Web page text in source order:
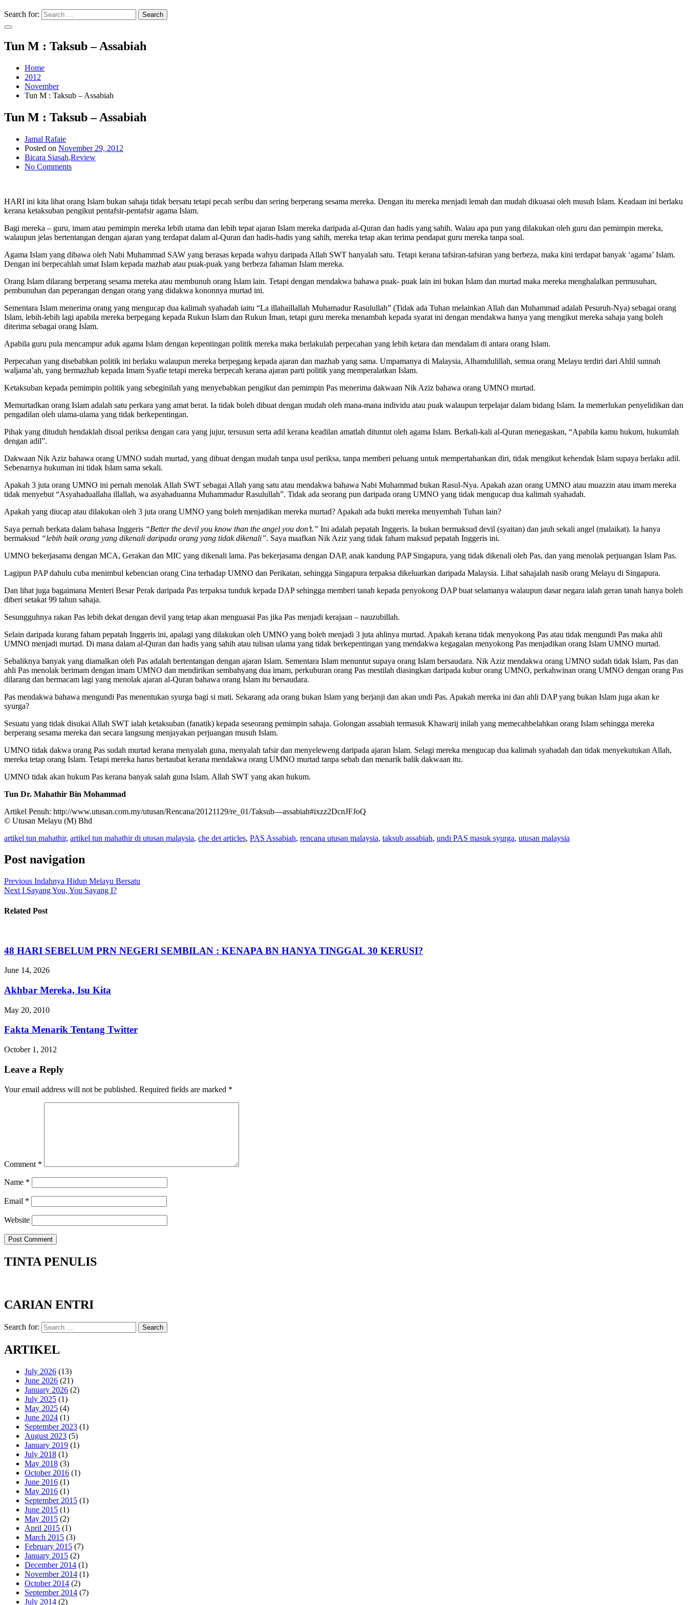
Search for: Search
Tun M : Taksub – Assabiah
Home
2012
November
Tun M : Taksub – Assabiah
Tun M : Taksub – Assabiah
Jamal Rafaie
Posted on November 29, 2012
Bicara Siasah,Review
No Comments
HARI ini kita lihat orang Islam bukan sahaja tidak bersatu tetapi pecah seribu dan sering berperang sesama mereka. Dengan itu mereka menjadi lemah dan mudah dikuasai oleh musuh Islam. Keadaan ini berlaku
kerana ketaksuban pengikut pentafsir-pentafsir agama Islam.
Bagi mereka – guru, imam atau pemimpin mereka lebih utama dan lebih tepat ajaran Islam mereka daripada al-Quran dan hadis yang sahih. Walau apa pun yang dilakukan oleh guru dan pemimpin mereka,
walaupun jelas bertentangan dengan ajaran yang terdapat dalam al-Quran dan hadis-hadis yang sahih, mereka tetap akan terima pendapat guru mereka tanpa soal.
Agama Islam yang dibawa oleh Nabi Muhammad SAW yang berasas kepada wahyu daripada Allah SWT hanyalah satu. Tetapi kerana tafsiran-tafsiran yang berbeza, maka kini terdapat banyak ‘agama’ Islam.
Dengan ini berpecahlah umat Islam kepada mazhab atau puak-puak yang berbeza fahaman Islam mereka.
Orang Islam dilarang berperang sesama mereka atau membunuh orang Islam lain. Tetapi dengan mendakwa bahawa puak- puak lain ini bukan Islam dan murtad maka mereka menghalalkan permusuhan,
pembunuhan dan peperangan dengan orang yang didakwa kononnya murtad ini.
Sementara Islam menerima orang yang mengucap dua kalimah syahadah iaitu “La illahaillallah Muhamadur Rasulullah” (Tidak ada Tuhan melainkan Allah dan Muhammad adalah Pesuruh-Nya) sebagai orang
Islam, lebih-lebih lagi apabila mereka berpegang kepada Rukun Islam dan Rukun Iman, tetapi guru mereka menambah kepada syarat ini dengan mendakwa hanya yang mengikut mereka sahaja yang boleh
diterima sebagai orang Islam.
Apabila guru pula mencampur aduk agama Islam dengan kepentingan politik mereka maka berlakulah perpecahan yang lebih ketara dan mendalam di antara orang Islam.
Perpecahan yang disebabkan politik ini berlaku walaupun mereka berpegang kepada ajaran dan mazhab yang sama. Umpamanya di Malaysia, Alhamdulillah, semua orang Melayu terdiri dari Ahlil sunnah
waljama’ah, yang bermazhab kepada Imam Syafie tetapi mereka berpecah kerana ajaran parti politik yang memperalatkan Islam.
Ketaksuban kepada pemimpin politik yang sebeginilah yang menyebabkan pengikut dan pemimpin Pas menerima dakwaan Nik Aziz bahawa orang UMNO murtad.
Memurtadkan orang Islam adalah satu perkara yang amat berat. Ia tidak boleh dibuat dengan mudah oleh mana-mana individu atau puak walaupun terpelajar dalam bidang Islam. Ia memerlukan penyelidikan dan
pengadilan oleh ulama-ulama yang tidak berkepentingan.
Pihak yang dituduh hendaklah disoal periksa dengan cara yang jujur, tersusun serta adil kerana keadilan amatlah dituntut oleh agama Islam. Berkali-kali al-Quran menegaskan, “Apabila kamu hukum, hukumlah
dengan adil”.
Dakwaan Nik Aziz bahawa orang UMNO sudah murtad, yang dibuat dengan mudah tanpa usul periksa, tanpa memberi peluang untuk mempertahankan diri, tidak mengikut kehendak Islam supaya berlaku adil.
Sebenarnya hukuman ini tidak Islam sama sekali.
Apakah 3 juta orang UMNO ini pernah menolak Allah SWT sebagai Allah yang satu atau mendakwa bahawa Nabi Muhammad bukan Rasul-Nya. Apakah azan orang UMNO atau muazzin atau imam mereka
tidak menyebut “Asyahaduallaha illallah, wa asyahaduanna Muhammadur Rasulullah”. Tidak ada seorang pun daripada orang UMNO yang tidak mengucap dua kalimah syahadah.
Apakah yang diucap atau dilakukan oleh 3 juta orang UMNO yang boleh menjadikan mereka murtad? Apakah ada bukti mereka menyembah Tuhan lain?
Saya pernah berkata dalam bahasa Inggeris “Better the devil you know than the angel you don’t.” Ini adalah pepatah Inggeris. Ia bukan bermaksud devil (syaitan) dan jauh sekali angel (malaikat). Ia hanya
bermaksud “lebih baik orang yang dikenali daripada orang yang tidak dikenali”. Saya maafkan Nik Aziz yang tidak faham maksud pepatah Inggeris ini.
UMNO bekerjasama dengan MCA, Gerakan dan MIC yang dikenali lama. Pas bekerjasama dengan DAP, anak kandung PAP Singapura, yang tidak dikenali oleh Pas, dan yang menolak perjuangan Islam Pas.
Lagipun PAP dahulu cuba menimbul kebencian orang Cina terhadap UMNO dan Perikatan, sehingga Singapura terpaksa dikeluarkan daripada Malaysia. Lihat sahajalah nasib orang Melayu di Singapura.
Dan lihat juga bagaimana Menteri Besar Perak daripada Pas terpaksa tunduk kepada DAP sehingga memberi tanah kepada penyokong DAP buat selamanya walaupun dasar negara ialah geran tanah hanya boleh
diberi setakat 99 tahun sahaja.
Sesungguhnya rakan Pas lebih dekat dengan devil yang tetap akan menguasai Pas jika Pas menjadi kerajaan – nauzubillah.
Selain daripada kurang faham pepatah Inggeris ini, apalagi yang dilakukan oleh UMNO yang boleh menjadi 3 juta ahlinya murtad. Apakah kerana tidak menyokong Pas atau tidak mengundi Pas maka ahli
UMNO menjadi murtad. Di mana dalam al-Quran dan hadis yang sahih atau tulisan ulama yang tidak berkepentingan yang mendakwa kegagalan menyokong Pas menjadikan orang Islam UMNO murtad.
Sebaliknya banyak yang diamalkan oleh Pas adalah bertentangan dengan ajaran Islam. Sementara Islam menuntut supaya orang Islam bersaudara. Nik Aziz mendakwa orang UMNO sudah tidak Islam, Pas dan
ahli Pas menolak berimam dengan imam UMNO dan mendirikan sembahyang dua imam, perkuburan orang Pas mestilah diasingkan daripada kubur orang UMNO, perkahwinan orang UMNO dengan orang Pas
dilarang dan bermacam lagi yang menolak ajaran al-Quran bahawa orang Islam itu bersaudara.
Pas mendakwa bahawa mengundi Pas menentukan syurga bagi si mati. Sekarang ada orang bukan Islam yang berjanji dan akan undi Pas. Apakah mereka ini dan ahli DAP yang bukan Islam juga akan ke
syurga?
Sesuatu yang tidak disukai Allah SWT ialah ketaksuban (fanatik) kepada seseorang pemimpin sahaja. Golongan assabiah termasuk Khawarij inilah yang memecahbelahkan orang Islam sehingga mereka
berperang sesama mereka dan secara langsung menjayakan perjuangan musuh Islam.
UMNO tidak dakwa orang Pas sudah murtad kerana menyalah guna, menyalah tafsir dan menyeleweng daripada ajaran Islam. Selagi mereka mengucap dua kalimah syahadah dan tidak menyekutukan Allah,
mereka tetap orang Islam. Tetapi mereka harus bertaubat kerana mendakwa orang UMNO murtad tanpa sebab dan menarik balik dakwaan itu.
UMNO tidak akan hukum Pas kerana banyak salah guna Islam. Allah SWT yang akan hukum.
Tun Dr. Mahathir Bin Mohammad
Artikel Penuh: http://www.utusan.com.my/utusan/Rencana/20121129/re_01/Taksub—assabiah#ixzz2DcnJFJoQ
© Utusan Melayu (M) Bhd
artikel tun mahathir, artikel tun mahathir di utusan malaysia, che det articles, PAS Assabiah, rencana utusan malaysia, taksub assabiah, undi PAS masuk syurga, utusan malaysia
Post navigation
Previous Indahnya Hidup Melayu Bersatu
Next I Sayang You, You Sayang I?
Related Post
48 HARI SEBELUM PRN NEGERI SEMBILAN : KENAPA BN HANYA TINGGAL 30 KERUSI?
June 14, 2026
Akhbar Mereka, Isu Kita
May 20, 2010
Fakta Menarik Tentang Twitter
October 1, 2012
Leave a Reply
Your email address will not be published. Required fields are marked *
Comment *
Name *
Email *
Website
TINTA PENULIS
CARIAN ENTRI
Search for: Search
ARTIKEL
July 2026 (13)
June 2026 (21)
January 2026 (2)
July 2025 (1)
May 2025 (4)
June 2024 (1)
September 2023 (1)
August 2023 (5)
January 2019 (1)
July 2018 (1)
May 2018 (3)
October 2016 (1)
June 2016 (1)
May 2016 (1)
September 2015 (1)
June 2015 (1)
May 2015 (2)
April 2015 (1)
March 2015 (3)
February 2015 (7)
January 2015 (2)
December 2014 (1)
November 2014 (1)
October 2014 (2)
September 2014 (7)
July 2014 (2)